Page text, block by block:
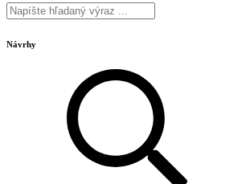
Návrhy